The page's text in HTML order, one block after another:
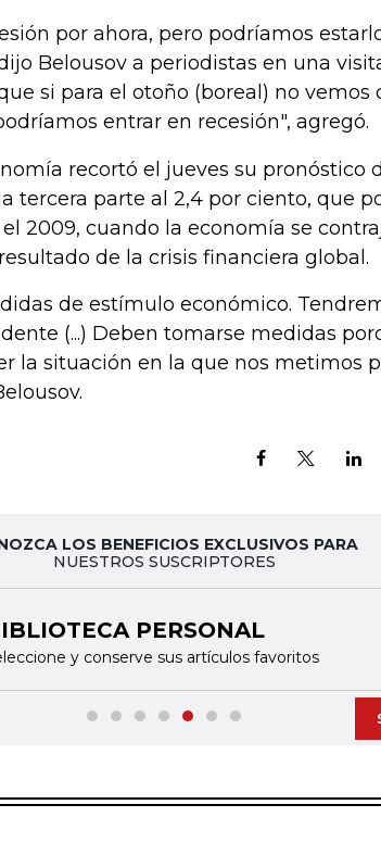
por ahora, pero podríamos
Belousov a periodistas en una
si para el otoño (boreal) no vemos
entrar en recesión", agregó.
recortó el jueves su pronóstico
tercera parte al 2,4 por ciento, que
2009, cuando la economía se
de la crisis financiera global.
de estímulo económico.
(...) Deben tomarse medidas
la situación en la que nos metimos
LOS BENEFICIOS EXCLUSIVOS PARA
NUESTROS SUSCRIPTORES
PERSONAL
y conserve sus artículos favoritos